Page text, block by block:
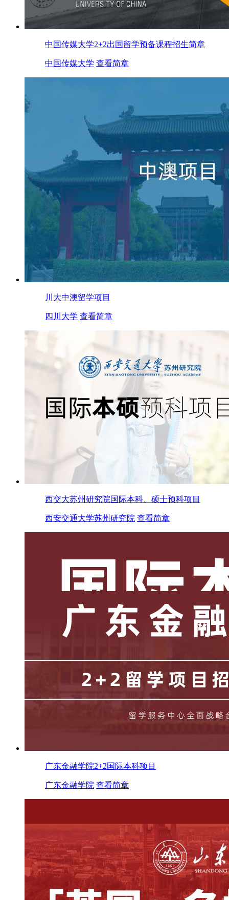
中国传媒大学2+2出国留学预备课程招生简章
中国传媒大学 查看简章
川大中澳留学项目
四川大学 查看简章
西交大苏州研究院国际本科、硕士预科项目
西安交通大学苏州研究院 查看简章
广东金融学院2+2国际本科项目
广东金融学院 查看简章